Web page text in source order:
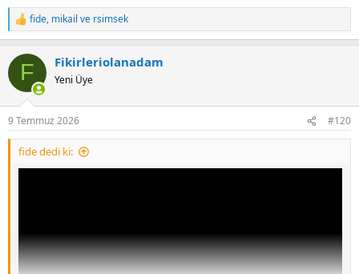
R
e
c
i
s
:
fide, mikail ve rsimsek
F Fikirleriolanadam
Yeni Üye
9 Temmuz 2026 #120
fide dedi ki: